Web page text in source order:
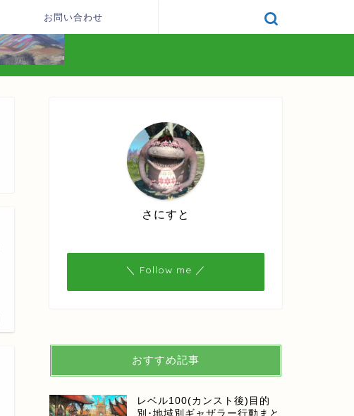
お問い合わせ
さにすと
＼ Follow me ／
おすすめ記事
レベル100(カンスト後)目的
別･地域別ギャザラー行動まと